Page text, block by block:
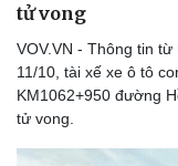
Thể thao
Bóng đá
Lịch thi đấu bóng đá
Thế giới thể thao
eSports
Hậu trường
tử vong
VOV.VN - Thông tin
11/10, tài xế xe ô tô
KM1062+950 đường
tử vong.